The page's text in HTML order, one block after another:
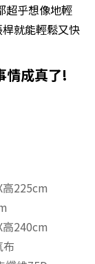
超乎想像地輕
就能輕鬆又快
情成真了!
高225cm
高240cm
布